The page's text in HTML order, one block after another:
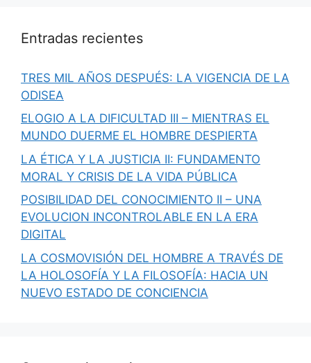
Entradas recientes
TRES MIL AÑOS DESPUÉS: LA VIGENCIA DE LA
ODISEA
ELOGIO A LA DIFICULTAD III – MIENTRAS EL
MUNDO DUERME EL HOMBRE DESPIERTA
LA ÉTICA Y LA JUSTICIA II: FUNDAMENTO
MORAL Y CRISIS DE LA VIDA PÚBLICA
POSIBILIDAD DEL CONOCIMIENTO II – UNA
EVOLUCION INCONTROLABLE EN LA ERA
DIGITAL
LA COSMOVISIÓN DEL HOMBRE A TRAVÉS DE
LA HOLOSOFÍA Y LA FILOSOFÍA: HACIA UN
NUEVO ESTADO DE CONCIENCIA